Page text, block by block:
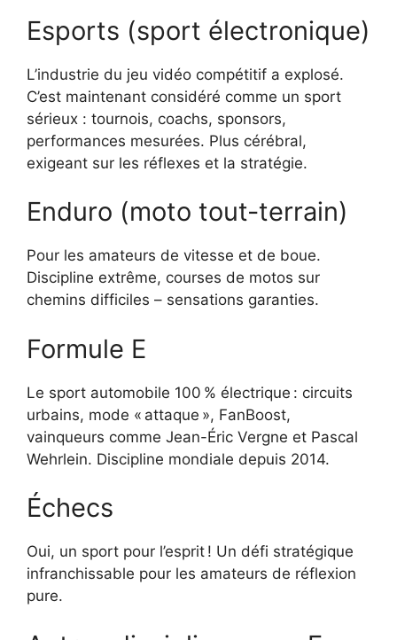
Esports (sport électronique)
L’industrie du jeu vidéo compétitif a explosé.
C’est maintenant considéré comme un sport
sérieux : tournois, coachs, sponsors,
performances mesurées. Plus cérébral,
exigeant sur les réflexes et la stratégie.
Enduro (moto tout-terrain)
Pour les amateurs de vitesse et de boue.
Discipline extrême, courses de motos sur
chemins difficiles – sensations garanties.
Formule E
Le sport automobile 100 % électrique : circuits
urbains, mode « attaque », FanBoost,
vainqueurs comme Jean-Éric Vergne et Pascal
Wehrlein. Discipline mondiale depuis 2014.
Échecs
Oui, un sport pour l’esprit ! Un défi stratégique
infranchissable pour les amateurs de réflexion
pure.